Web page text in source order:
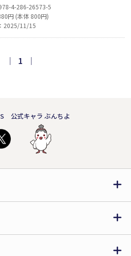
性とのやりとりまで、多岐にわ
を通じて、“人間・龍馬”の素
体的に浮かび上がらせる。「新
」や「大学」への関心に見られ
4-286-26573-5
円 (本体 800円)
2025/11/15
｜ 1 ｜
公式キャラ ぶんちよ